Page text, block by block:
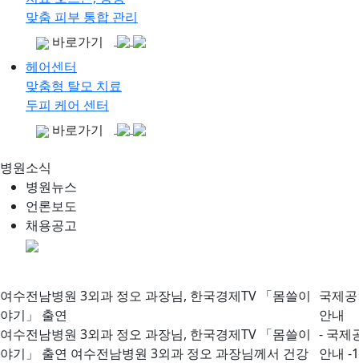
맞춤 피부 통합 관리
바로가기
헤어센터
맞춤형 탈모 치료
두피 케어 센터
바로가기
병원소식
병원뉴스
언론보도
채용공고
여수전남병원 3외과 정오 과장님, 한국경제TV 「몸쓸이
야기」 출연
여수전남병원 3외과 정오 과장님, 한국경제TV 「몸쓸이
야기」 출연 여수전남병원 3외과 정오 과장님께서 건강
국제
안내
- 국제
안내 -